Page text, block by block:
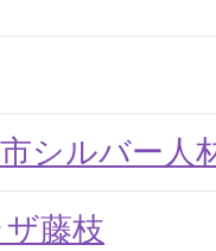
シルバー人
藤枝